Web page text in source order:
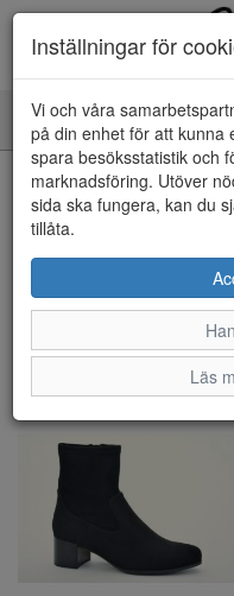
Toggle
navigation
Caprice (9
Sortera efter:
Inställningar för
Vi och våra
på din enhet för att kunna
spara besöksstatistik och
marknadsföring. Utöver
sida ska fungera, kan du
tillåta.
Läs